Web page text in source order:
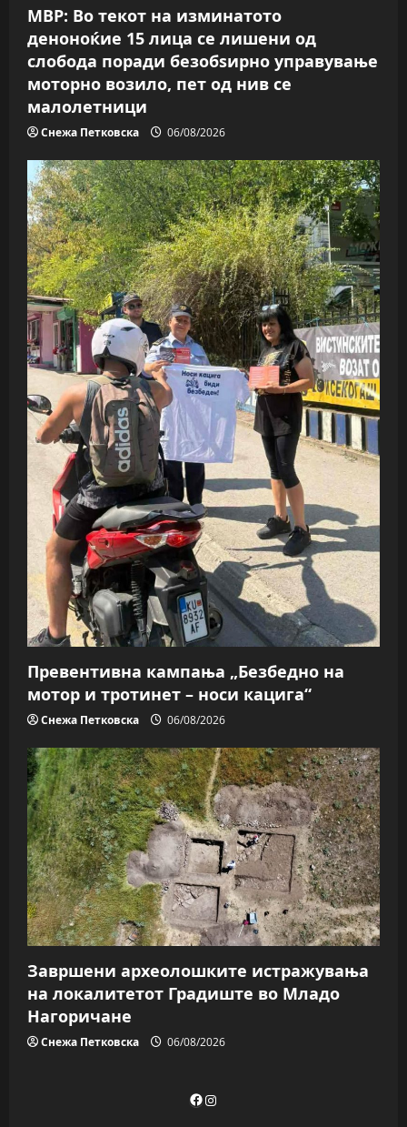
o
n
МВР: Во текот на изминатото
деноноќие 15 лица се лишени од
слобода поради безобѕирно управување
моторно возило, пет од нив се
малолетници
Снежа Петковска 06/08/2026
Превентивна кампања „Безбедно на
мотор и тротинет – носи кацига“
Снежа Петковска 06/08/2026
Завршени археолошките истражувања
на локалитетот Градиште во Младо
Нагоричане
Снежа Петковска 06/08/2026
Facebook
Instagram